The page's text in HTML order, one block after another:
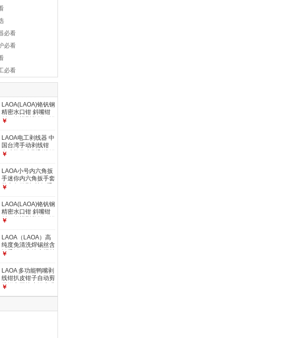
必看
必看
必看
LAOA(LAOA)铬钒钢
精密水口钳 斜嘴钳
斜口钳模型剪斜口钳
钢水口钳 LA111256
￥
LAOA电工剥线器 中
国台湾手动剥线钳
多功能掌上型剥线钳
LA815826剥线钳
0.8-2.6mm
￥
LAOA小号内六角扳
手迷你内六角扳手套
装六角微型6棱扳手
迷你7件套0.7-3mm
￥
LAOA(LAOA)铬钒钢
精密水口钳 斜嘴钳
斜口钳模型剪斜口钳
钒钢水口钳
LA111234
￥
LAOA（LAOA）高
纯度免清洗焊锡丝含
松香锡条高纯度焊丝
0.8MM/400g(单个)
LA812108
￥
LAOA 多功能鸭嘴剥
线钳扒皮钳子自动剪
线钳电工拔皮钳鹰嘴
￥